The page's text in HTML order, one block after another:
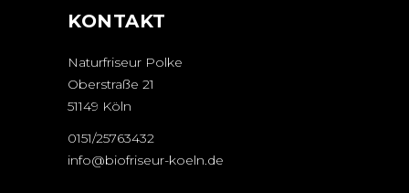
KONTAKT
Naturfriseur Polke
Oberstraße 21
51149 Köln
0151/25763432
info@biofriseur-koeln.de